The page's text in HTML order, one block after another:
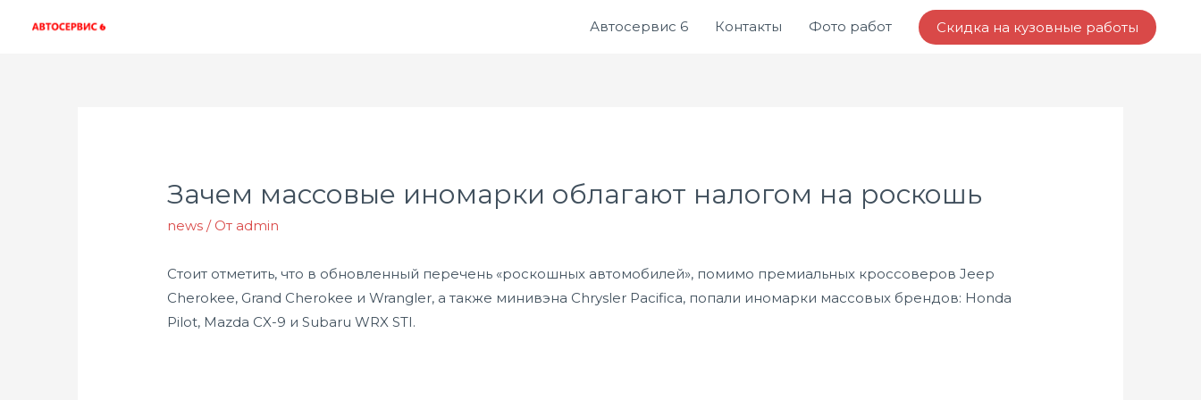
Автосервис 6 Контакты Фото работ Скидка на кузовные работы
Зачем массовые иномарки облагают налогом на роскошь
news / От admin
Стоит отметить, что в обновленный перечень «роскошных автомобилей», помимо премиальных кроссоверов Jeep
Cherokee, Grand Cherokee и Wrangler, а также минивэна Chrysler Pacifica, попали иномарки массовых брендов: Honda
Pilot, Mazda CX-9 и Subaru WRX STI.